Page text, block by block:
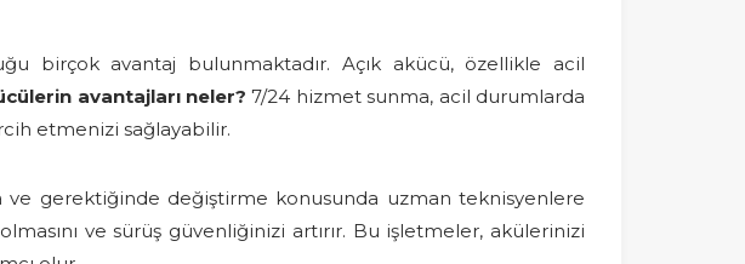
birçok avantaj bulunmaktadır. Açık akücü, özellikle acil
avantajları neler? 7/24 hizmet sunma, acil durumlarda
etmenizi sağlayabilir.
ve gerektiğinde değiştirme konusunda uzman teknisyenlere
ve sürüş güvenliğinizi artırır. Bu işletmeler, akülerinizi